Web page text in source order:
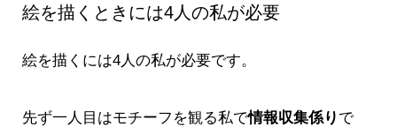
絵を描くときには4人の私が必要
絵を描くには4人の私が必要です。
先ず一人目はモチーフを観る私で情報収集係り で